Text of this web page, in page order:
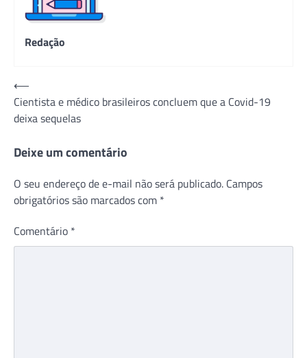
Redação
Navegação
de
Post
⟵
Cientista e médico brasileiros concluem que a Covid-19
deixa sequelas
Deixe um comentário
O seu endereço de e-mail não será publicado. Campos
obrigatórios são marcados com *
Comentário *